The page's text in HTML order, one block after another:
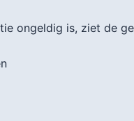
ongeldig is, ziet de